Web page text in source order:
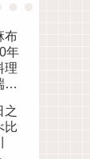
布
年
理
な
之
比